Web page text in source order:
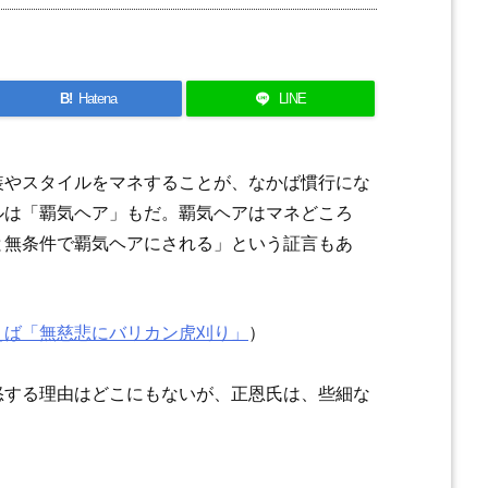
B! Hatena LINE
スタイルをマネすることが、なかば慣行にな
「覇気ヘア」もだ。覇気ヘアはマネどころ
条件で覇気ヘアにされる」という証言もあ
「無慈悲にバリカン虎刈り」 ）
る理由はどこにもないが、正恩氏は、些細な